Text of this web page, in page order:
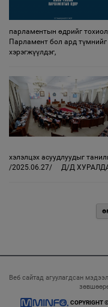
парламентын өдрийг
Парламент бол ард
хэрэгжүүлдэг,
хэлэлцэх асуудлуудыг
/2025.06.27/ Д/Д
Веб сайтад агуулагдсан
COPYRIGHT